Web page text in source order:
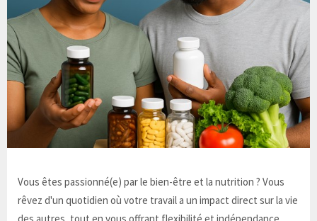
Vous êtes passionné(e) par le bien-être et la nutrition ? Vous
rêvez d'un quotidien où votre travail a un impact direct sur la vie